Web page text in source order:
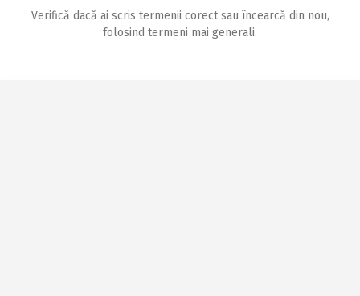
Verifică dacă ai scris termenii corect sau încearcă din nou,
folosind termeni mai generali.